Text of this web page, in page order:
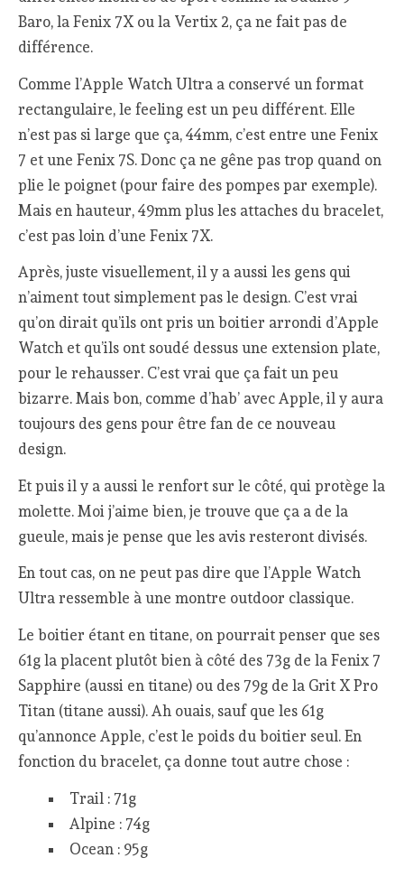
Baro, la Fenix 7X ou la Vertix 2, ça ne fait pas de
différence.
Comme l’Apple Watch Ultra a conservé un format
rectangulaire, le feeling est un peu différent. Elle
n’est pas si large que ça, 44mm, c’est entre une Fenix
7 et une Fenix 7S. Donc ça ne gêne pas trop quand on
plie le poignet (pour faire des pompes par exemple).
Mais en hauteur, 49mm plus les attaches du bracelet,
c’est pas loin d’une Fenix 7X.
Après, juste visuellement, il y a aussi les gens qui
n’aiment tout simplement pas le design. C’est vrai
qu’on dirait qu’ils ont pris un boitier arrondi d’Apple
Watch et qu’ils ont soudé dessus une extension plate,
pour le rehausser. C’est vrai que ça fait un peu
bizarre. Mais bon, comme d’hab’ avec Apple, il y aura
toujours des gens pour être fan de ce nouveau
design.
Et puis il y a aussi le renfort sur le côté, qui protège la
molette. Moi j’aime bien, je trouve que ça a de la
gueule, mais je pense que les avis resteront divisés.
En tout cas, on ne peut pas dire que l’Apple Watch
Ultra ressemble à une montre outdoor classique.
Le boitier étant en titane, on pourrait penser que ses
61g la placent plutôt bien à côté des 73g de la Fenix 7
Sapphire (aussi en titane) ou des 79g de la Grit X Pro
Titan (titane aussi). Ah ouais, sauf que les 61g
qu’annonce Apple, c’est le poids du boitier seul. En
fonction du bracelet, ça donne tout autre chose :
Trail : 71g
Alpine : 74g
Ocean : 95g